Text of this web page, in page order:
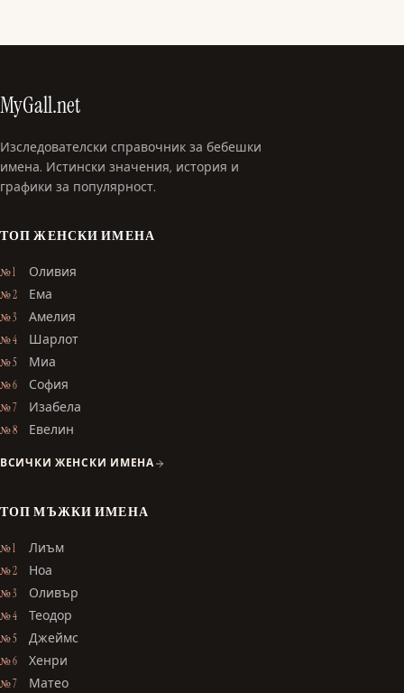
MyGall.net
Изследователски справочник за бебешки
имена. Истински значения, история и
графики за популярност.
ТОП ЖЕНСКИ ИМЕНА
№ 1 Оливия
№ 2 Ема
№ 3 Амелия
№ 4 Шарлот
№ 5 Миа
№ 6 София
№ 7 Изабела
№ 8 Евелин
ВСИЧКИ ЖЕНСКИ ИМЕНА
ТОП МЪЖКИ ИМЕНА
№ 1 Лиъм
№ 2 Ноа
№ 3 Оливър
№ 4 Теодор
№ 5 Джеймс
№ 6 Хенри
№ 7 Матео